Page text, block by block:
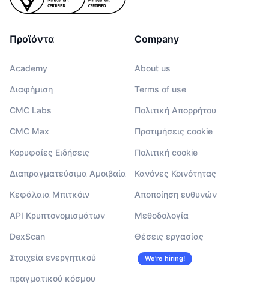
Προϊόντα
Academy
Διαφήμιση
CMC Labs
CMC Max
Κορυφαίες Ειδήσεις
Διαπραγματεύσιμα Αμοιβαία
Κεφάλαια Μπιτκόιν
API Κρυπτονομισμάτων
DexScan
Στοιχεία ενεργητικού
πραγματικού κόσμου
Company
About us
Terms of use
Πολιτική Απορρήτου
Προτιμήσεις cookie
Πολιτική cookie
Κανόνες Κοινότητας
Αποποίηση ευθυνών
Μεθοδολογία
Θέσεις εργασίας
We’re hiring!